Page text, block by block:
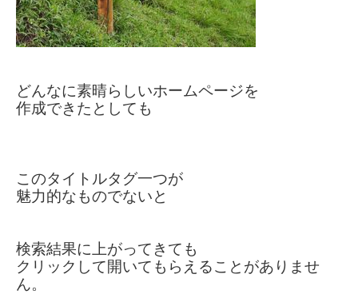
どんなに素晴らしいホームページを
作成できたとしても
このタイトルタグ一つが
魅力的なものでないと
検索結果に上がってきても
クリックして開いてもらえることがありませ
ん。